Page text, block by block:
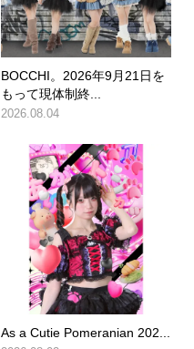
BOCCHI。2026年9月21日を
もって現体制終...
2026.08.04
As a Cutie Pomeranian 202...